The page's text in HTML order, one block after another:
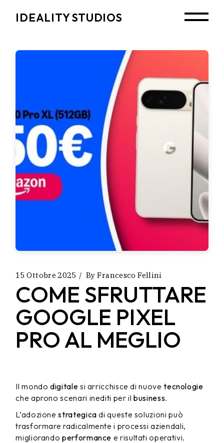
IDEALITY STUDIOS
15 Ottobre 2025 By Francesco Fellini
COME SFRUTTARE
GOOGLE PIXEL
PRO AL MEGLIO
Il mondodigitale si arricchisce di nuovetecnologie
che aprono scenari inediti per ilbusiness.
L’adozionestrategica di queste soluzioni può
trasformare radicalmente i processi aziendali,
migliorandoperformance e risultati operativi.